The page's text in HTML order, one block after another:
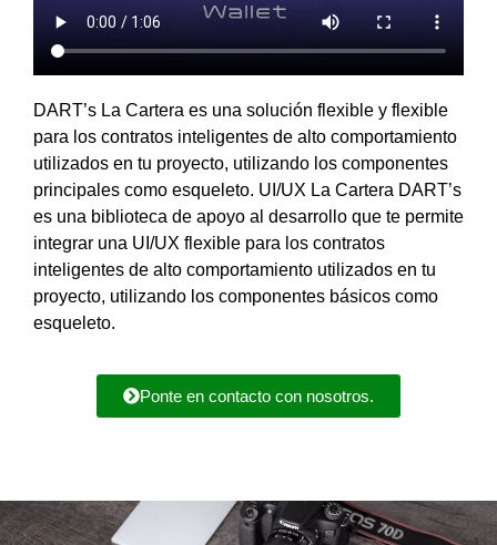
DART’s La Cartera es una solución flexible y flexible
para los contratos inteligentes de alto comportamiento
utilizados en tu proyecto, utilizando los componentes
principales como esqueleto. UI/UX La Cartera DART’s
es una biblioteca de apoyo al desarrollo que te permite
integrar una UI/UX flexible para los contratos
inteligentes de alto comportamiento utilizados en tu
proyecto, utilizando los componentes básicos como
esqueleto.
Ponte en contacto con nosotros.